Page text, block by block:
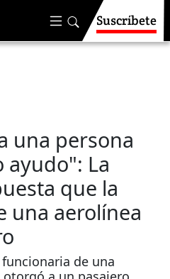
Suscríbete
una persona
La
que la
una aerolínea
de una